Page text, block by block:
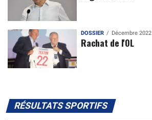
DOSSIER Décembre 2022
Rachat de l'OL
RÉSULTATS SPORTIFS